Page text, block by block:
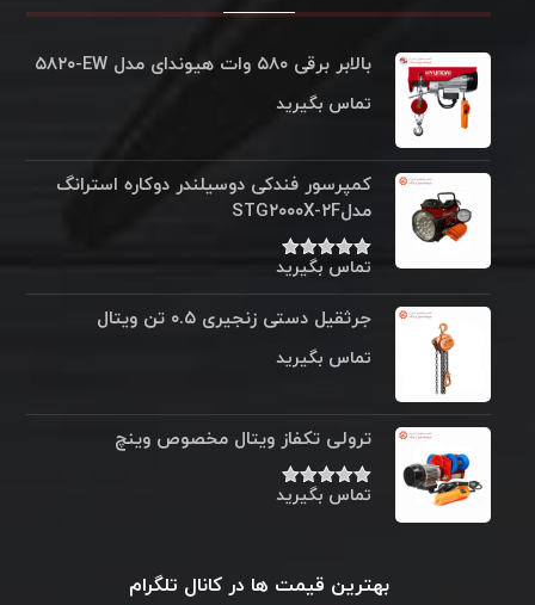
بالابر برقی ۵۸۰ وات هیوندای مدل ۵۸۲۰‌‎-EW
تماس بگیرید
کمپرسور فندکی دوسیلندر دوکاره استرانگ
مدلSTG۲۰۰۰X-۲F
نمره۵.۰۰
تماس بگیرید
جرثقیل دستی زنجیری ۰.۵ تن ویتال
تماس بگیرید
ترولی تکفاز ویتال مخصوص وینچ
نمره۵.۰۰
تماس بگیرید
بهترین قیمت ها در کانال تلگرام